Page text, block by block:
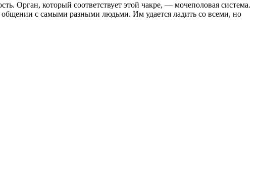
Орган, который соответствует этой чакре, — мочеполовая система.
с самыми разными людьми. Им удается ладить со всеми, но